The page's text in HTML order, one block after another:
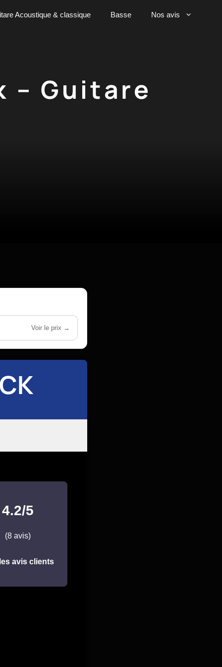
Acoustique & classique Basse Nos avis
– Guitare
Voir le prix →
4.2/5
(8 avis)
avis clients